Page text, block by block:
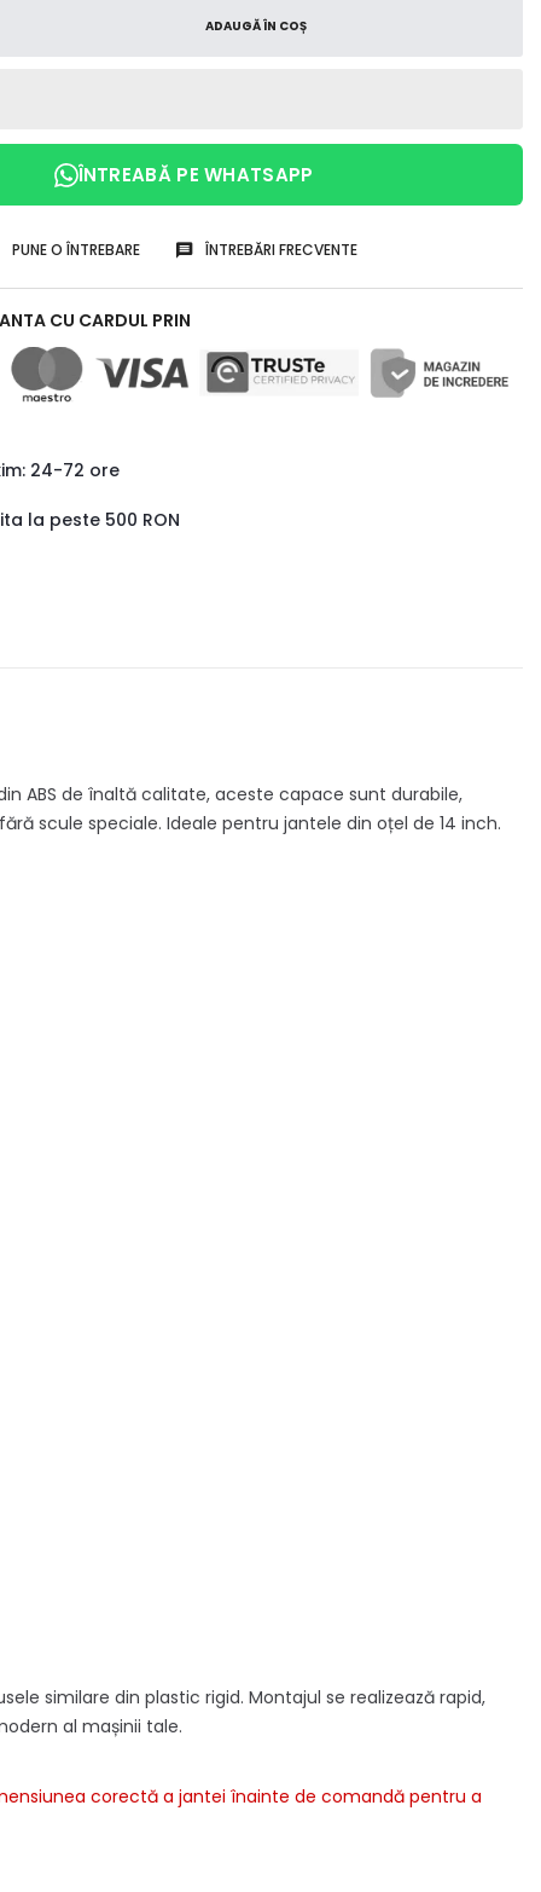
ADAUGĂ ÎN COȘ
ÎNTREABĂ PE WHATSAPP
PUNE O ÎNTREBARE ÎNTREBĂRI FRECVENTE
CU CARDUL PRIN
24-72 ore
la peste 500 RON
ABS de înaltă calitate, aceste capace sunt durabile,
scule speciale. Ideale pentru jantele din oțel de 14 inch.
similare din plastic rigid. Montajul se realizează rapid,
al mașinii tale.
corectă a jantei înainte de comandă pentru a